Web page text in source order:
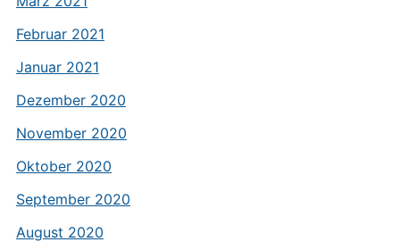
Februar 2021
Januar 2021
Dezember 2020
November 2020
Oktober 2020
September 2020
August 2020